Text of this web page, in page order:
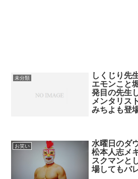
未分類
しくじり先
エモンこと
発目の先生
メンタリス
みちよも登
お笑い
水曜日のダ
松本人志メ
スクマンと
場してもバ